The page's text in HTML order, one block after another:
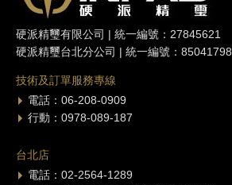
硬派精璽有限公司 | 統一編號：27845621
硬派精璽台北分公司 | 統一編號：85041798
技術及訂單服務專線
電話：06-208-0909
行動：0978-089-187
台北店
電話：02-2564-1289